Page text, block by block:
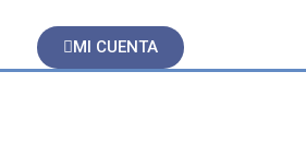
MI CUENTA